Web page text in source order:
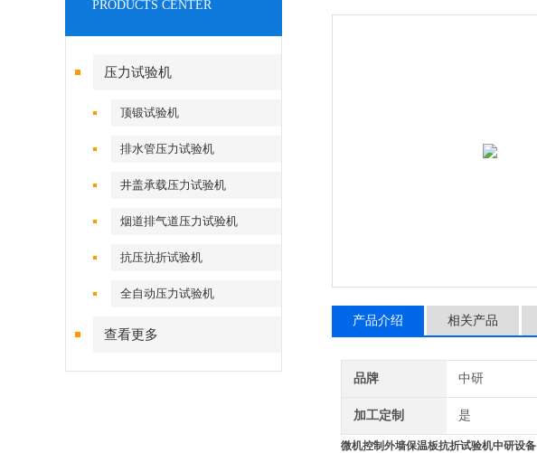
PRODUCTS CENTER
压力试验机
顶锻试验机
排水管压力试验机
井盖承载压力试验机
烟道排气道压力试验机
抗压抗折试验机
全自动压力试验机
查看更多
产品介绍 相关产品
品牌 中研
加工定制 是
微机控制外墙保温板抗折试验机中研设备